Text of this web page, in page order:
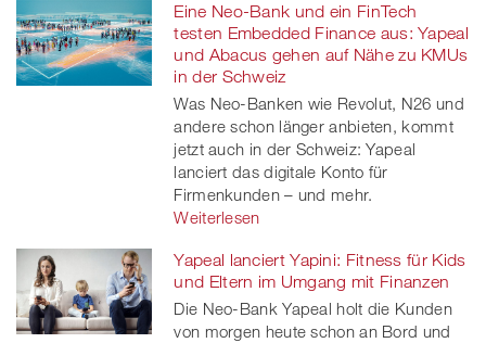
Eine Neo-Bank und ein FinTech
testen Embedded Finance aus: Yapeal
und Abacus gehen auf Nähe zu KMUs
in der Schweiz
Was Neo-Banken wie Revolut, N26 und
andere schon länger anbieten, kommt
jetzt auch in der Schweiz: Yapeal
lanciert das digitale Konto für
Firmenkunden – und mehr.
Weiterlesen
Yapeal lanciert Yapini: Fitness für Kids
und Eltern im Umgang mit Finanzen
Die Neo-Bank Yapeal holt die Kunden
von morgen heute schon an Bord und